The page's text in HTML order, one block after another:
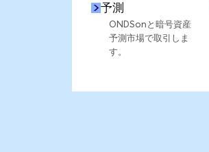
予測
ONDSonと暗号資産
予測市場で取引しま
す。